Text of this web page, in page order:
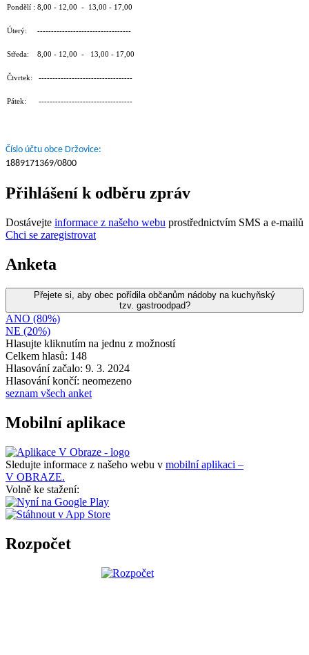
Pondělí : 8,00 - 12,00 - 13,00 - 17,00
Úterý: ----------------------------------
Středa: 8,00 - 12,00 - 13,00 - 17,00
Čtvrtek: ----------------------------------
Pátek: ----------------------------------
Číslo účtu obce Držovice:
1889171369/0800
Přihlášení k odběru zpráv
Dostávejte informace z našeho webu prostřednictvím SMS a e-mailů
Chci se zaregistrovat
Anketa
Přejete si, aby obec pořídila občanům nádoby na kuchyňský
tzv. gastroodpad?
ANO (80%)
NE (20%)
Hlasujte kliknutím na jednu z možností
Celkem hlasů: 148
Hlasování začalo: 9. 3. 2024
Hlasování končí: neomezeno
seznam všech anket
Mobilní aplikace
Sledujte informace z našeho webu v mobilní aplikaci –
V OBRAZE.
Volně ke stažení:
Rozpočet